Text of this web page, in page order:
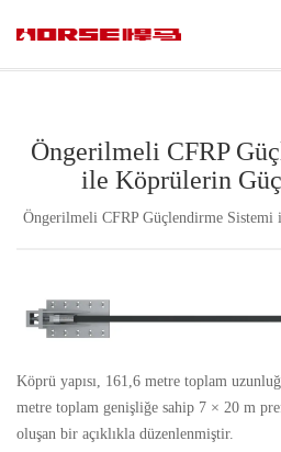
Öngerilmeli CFRP
ile Köprülerin
Öngerilmeli CFRP Güçlendirme
Köprü yapısı, 161,6 metre toplam
metre toplam genişliğe sahip 7 × 20 m
oluşan bir açıklıkla düzenlenmiştir.